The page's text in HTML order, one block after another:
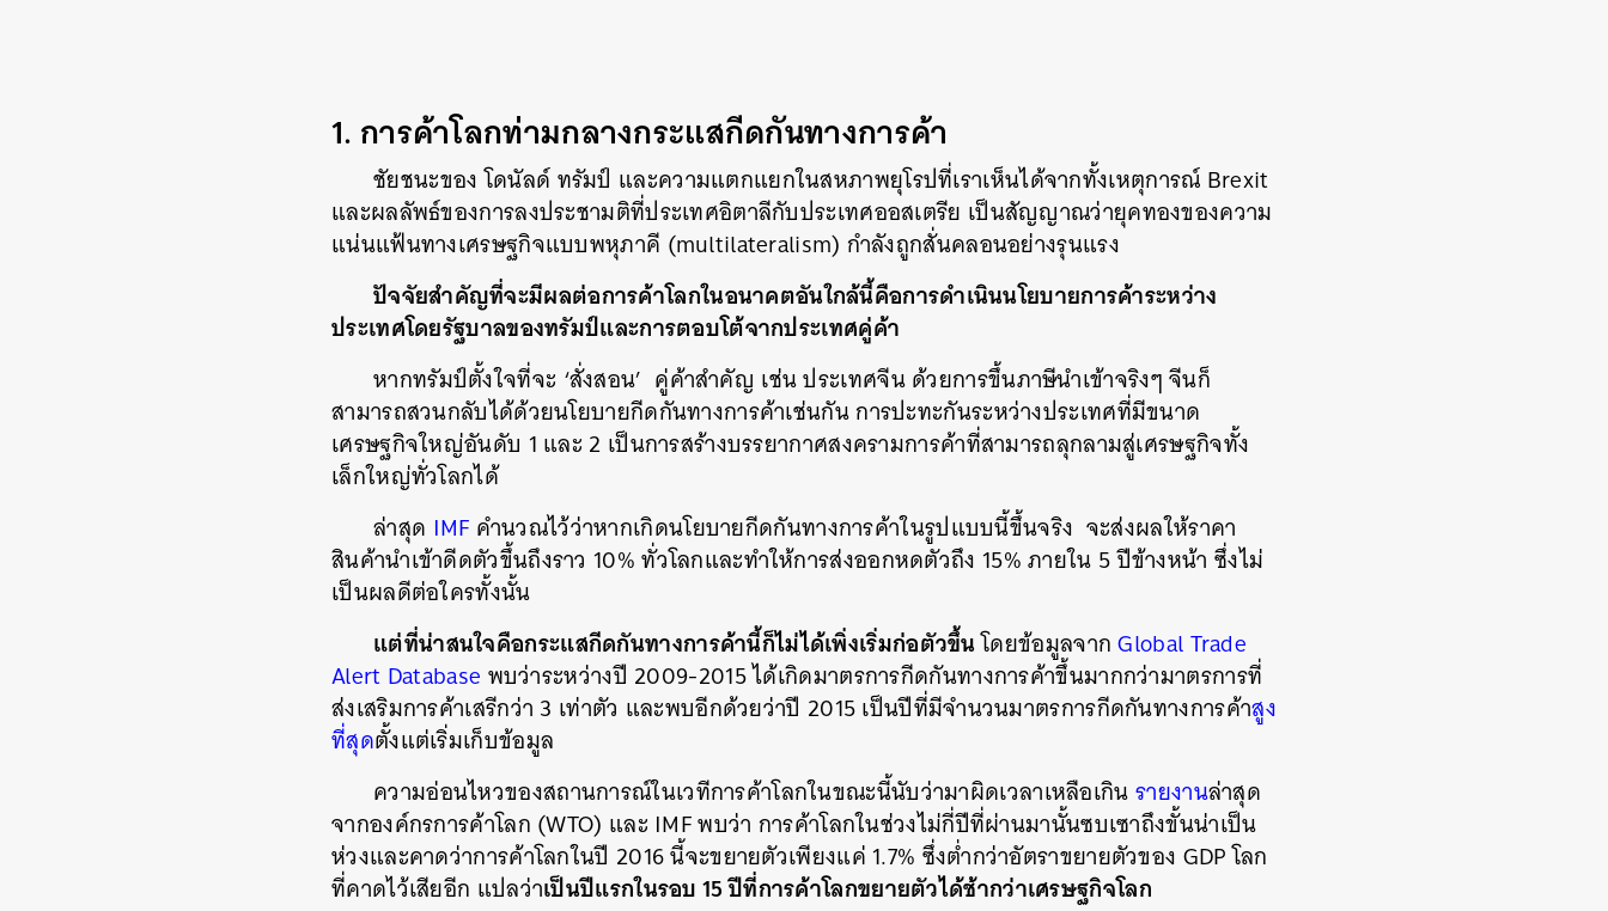
1. การค้าโลกท่ามกลางกระแสกีดกันทางการค้า
ชัยชนะของ โดนัลด์ ทรัมป์ และความแตกแยกในสหภาพยุโรปที่เราเห็นได้จากทั้งเหตุการณ์ Brexit
และผลลัพธ์ของการลงประชามติที่ประเทศอิตาลีกับประเทศออสเตรีย เป็นสัญญาณว่ายุคทองของความ
แน่นแฟ้นทางเศรษฐกิจแบบพหุภาคี (multilateralism) กำลังถูกสั่นคลอนอย่างรุนแรง
ปัจจัยสำคัญที่จะมีผลต่อการค้าโลกในอนาคตอันใกล้นี้คือการดำเนินนโยบายการค้าระหว่าง
ประเทศโดยรัฐบาลของทรัมป์และการตอบโต้จากประเทศคู่ค้า
หากทรัมป์ตั้งใจที่จะ ‘สั่งสอน’ คู่ค้าสำคัญ เช่น ประเทศจีน ด้วยการขึ้นภาษีนำเข้าจริงๆ จีนก็
สามารถสวนกลับได้ด้วยนโยบายกีดกันทางการค้าเช่นกัน การปะทะกันระหว่างประเทศที่มีขนาด
เศรษฐกิจใหญ่อันดับ 1 และ 2 เป็นการสร้างบรรยากาศสงครามการค้าที่สามารถลุกลามสู่เศรษฐกิจทั้ง
เล็กใหญ่ทั่วโลกได้
ล่าสุด IMF คำนวณไว้ว่าหากเกิดนโยบายกีดกันทางการค้าในรูปแบบนี้ขึ้นจริง จะส่งผลให้ราคา
สินค้านำเข้าดีดตัวขึ้นถึงราว 10% ทั่วโลกและทำให้การส่งออกหดตัวถึง 15% ภายใน 5 ปีข้างหน้า ซึ่งไม่
เป็นผลดีต่อใครทั้งนั้น
แต่ที่น่าสนใจคือกระแสกีดกันทางการค้านี้ก็ไม่ได้เพิ่งเริ่มก่อตัวขึ้นโดยข้อมูลจากGlobal Trade
Alert Database พบว่าระหว่างปี 2009-2015 ได้เกิดมาตรการกีดกันทางการค้าขึ้นมากกว่ามาตรการที่
ส่งเสริมการค้าเสรีกว่า 3 เท่าตัว และพบอีกด้วยว่าปี 2015 เป็นปีที่มีจำนวนมาตรการกีดกันทางการค้าสูง
ที่สุดตั้งแต่เริ่มเก็บข้อมูล
ความอ่อนไหวของสถานการณ์ในเวทีการค้าโลกในขณะนี้นับว่ามาผิดเวลาเหลือเกินรายงานล่าสุด
จากองค์กรการค้าโลก (WTO) และ IMF พบว่า การค้าโลกในช่วงไม่กี่ปีที่ผ่านมานั้นซบเซาถึงขั้นน่าเป็น
ห่วงและคาดว่าการค้าโลกในปี 2016 นี้จะขยายตัวเพียงแค่ 1.7% ซึ่งต่ำกว่าอัตราขยายตัวของ GDP โลก
ที่คาดไว้เสียอีก แปลว่าเป็นปีแรกในรอบ 15 ปีที่การค้าโลกขยายตัวได้ช้ากว่าเศรษฐกิจโลก
ค้นหา
SHARE TWEET LINE EMAIL